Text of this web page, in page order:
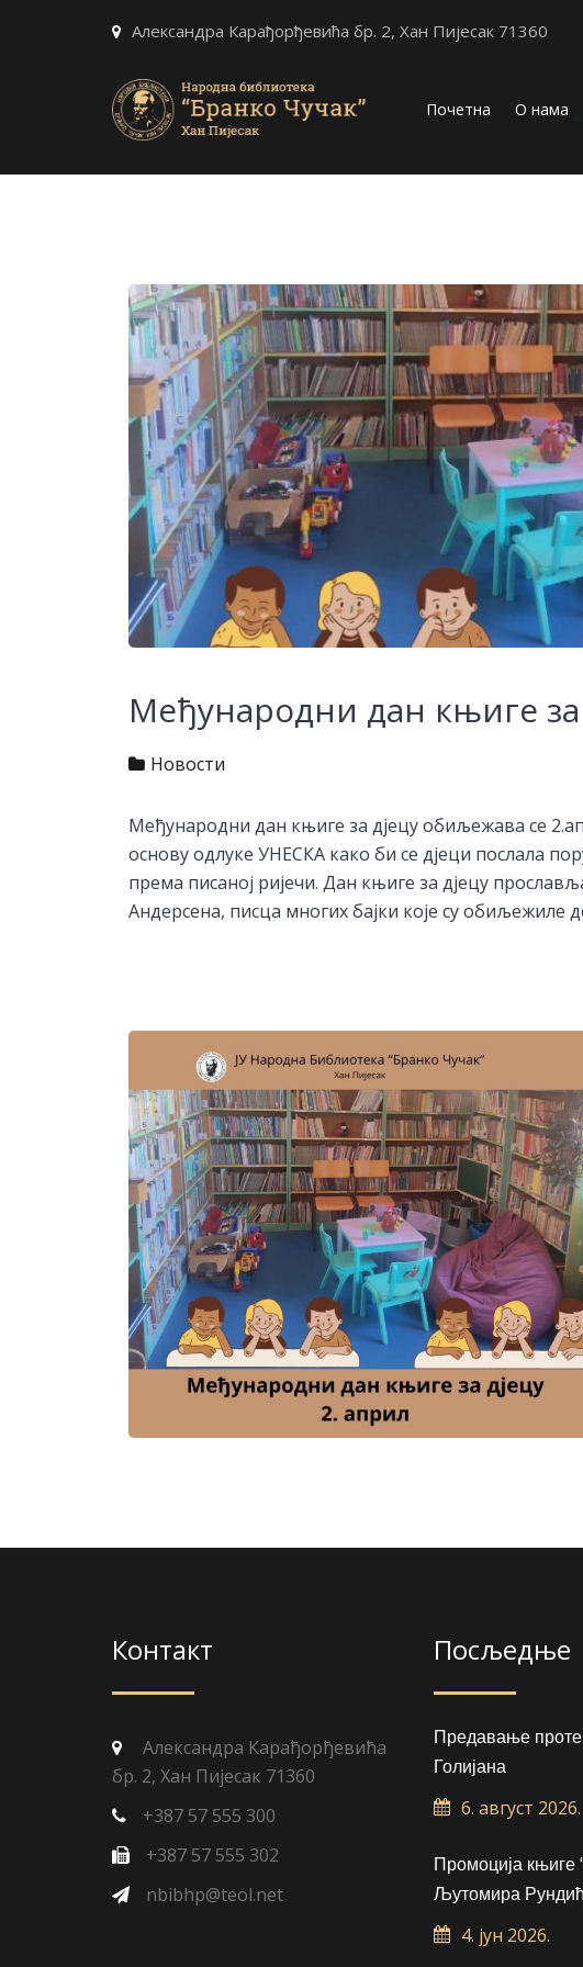
Александра Карађорђевића бр. 2, Хан Пијесак 71360
Почетна О нама
Међународни дан књиге за
Новости
Међународни дан књиге за дјецу обиљежава се
основу одлуке УНЕСКА како би се дјеци послала
према писаној ријечи. Дан књиге за дјецу
Андерсена, писца многих бајки које су обиљежиле
Контакт
Александра Карађорђевића
бр. 2, Хан Пијесак 71360
+387 57 555 300
+387 57 555 302
nbibhp@teol.net
Посљедње
Предавање
Голијана
6. август 2026.
Промоција књиге
Љутомира
4. јун 2026.